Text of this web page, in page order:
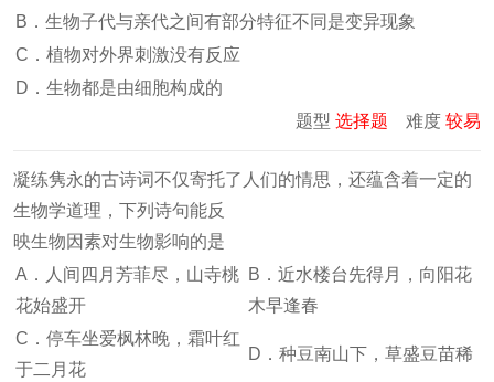
B．生物子代与亲代之间有部分特征不同是变异现象
C．植物对外界刺激没有反应
D．生物都是由细胞构成的
题型 选择题 难度 较易
凝练隽永的古诗词不仅寄托了人们的情思，还蕴含着一定的
生物学道理，下列诗句能反
映生物因素对生物影响的是
A．人间四月芳菲尽，山寺桃
花始盛开
B．近水楼台先得月，向阳花
木早逢春
C．停车坐爱枫林晚，霜叶红
于二月花
D．种豆南山下，草盛豆苗稀